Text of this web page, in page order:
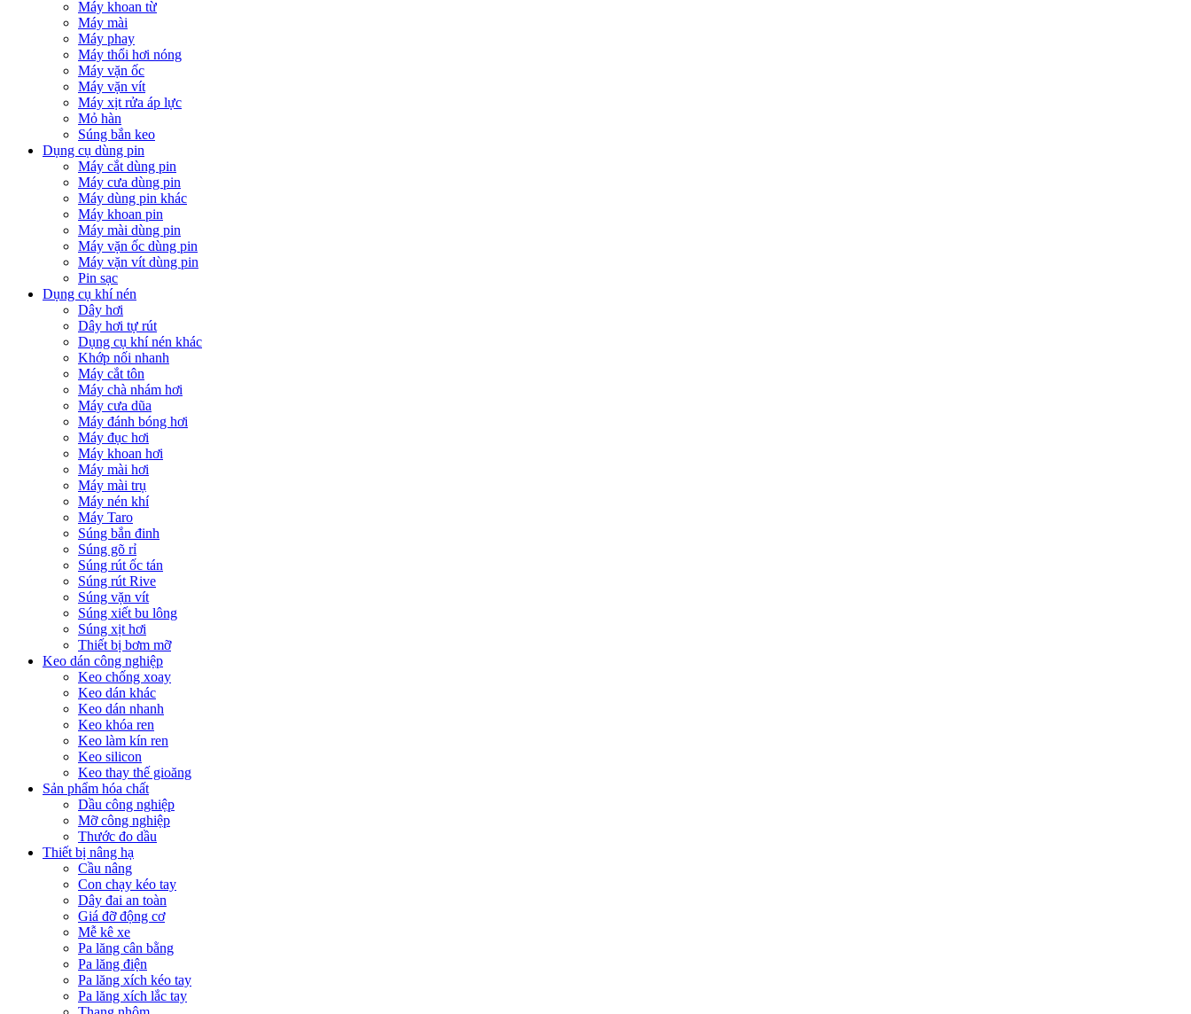
Máy khoan từ
Máy mài
Máy phay
Máy thổi hơi nóng
Máy vặn ốc
Máy vặn vít
Máy xịt rửa áp lực
Mỏ hàn
Súng bắn keo
Dụng cụ dùng pin
Máy cắt dùng pin
Máy cưa dùng pin
Máy dùng pin khác
Máy khoan pin
Máy mài dùng pin
Máy vặn ốc dùng pin
Máy vặn vít dùng pin
Pin sạc
Dụng cụ khí nén
Dây hơi
Dây hơi tự rút
Dụng cụ khí nén khác
Khớp nối nhanh
Máy cắt tôn
Máy chà nhám hơi
Máy cưa dũa
Máy đánh bóng hơi
Máy đục hơi
Máy khoan hơi
Máy mài hơi
Máy mài trụ
Máy nén khí
Máy Taro
Súng bắn đinh
Súng gõ rỉ
Súng rút ốc tán
Súng rút Rive
Súng vặn vít
Súng xiết bu lông
Súng xịt hơi
Thiết bị bơm mỡ
Keo dán công nghiệp
Keo chống xoay
Keo dán khác
Keo dán nhanh
Keo khóa ren
Keo làm kín ren
Keo silicon
Keo thay thế gioăng
Sản phẩm hóa chất
Dầu công nghiệp
Mỡ công nghiệp
Thước đo dầu
Thiết bị nâng hạ
Cầu nâng
Con chạy kéo tay
Dây đai an toàn
Giá đỡ động cơ
Mễ kê xe
Pa lăng cân bằng
Pa lăng điện
Pa lăng xích kéo tay
Pa lăng xích lắc tay